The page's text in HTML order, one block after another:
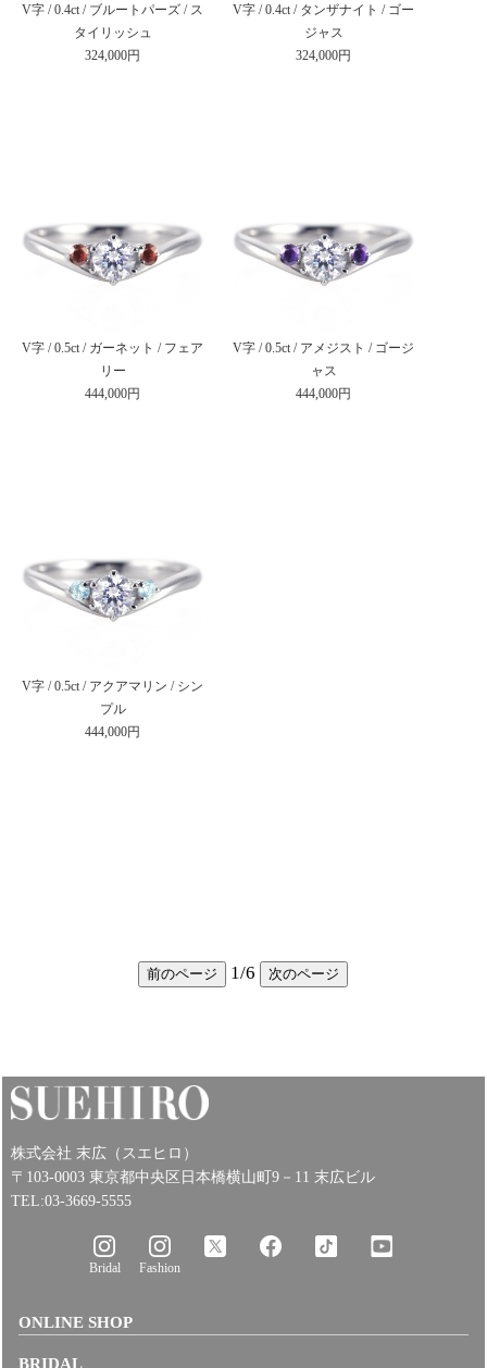
V字 / 0.4ct / ブルートパーズ / ス
タイリッシュ
324,000円
V字 / 0.4ct / タンザナイト / ゴー
ジャス
324,000円
V字 / 0.5ct / ガーネット / フェア
リー
444,000円
V字 / 0.5ct / アメジスト / ゴージ
ャス
444,000円
V字 / 0.5ct / アクアマリン / シン
プル
444,000円
前のページ 1/6 次のページ
株式会社 末広（スエヒロ）
〒103-0003 東京都中央区日本橋横山町9－11 末広ビル
TEL:03-3669-5555
Bridal Fashion
ONLINE SHOP
BRIDAL